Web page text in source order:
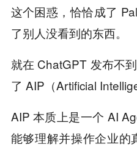
这个困惑，恰恰成了
了别人没看到的东西。
就在 ChatGPT 发布不
了 AIP（Artificial
AIP 本质上是一个 AI
能够理解并操作企业的